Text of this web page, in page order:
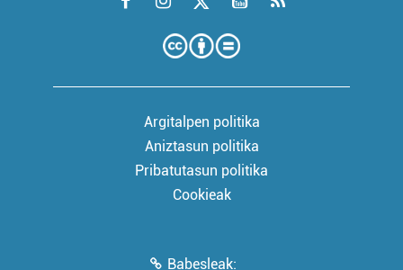
Argitalpen politika
Aniztasun politika
Pribatutasun politika
Cookieak
Babesleak: